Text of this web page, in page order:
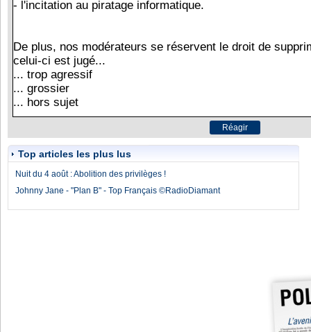
Top articles les plus lus
Nuit du 4 août : Abolition des privilèges !
Johnny Jane - "Plan B" - Top Français ©RadioDiamant